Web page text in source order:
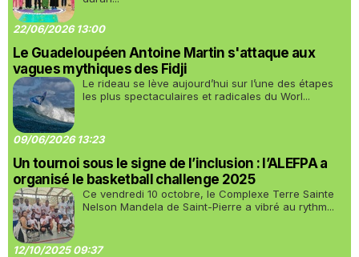
22/06/2026 13:00
Le Guadeloupéen Antoine Martin s'attaque aux
vagues mythiques des Fidji
Le rideau se lève aujourd’hui sur l’une des étapes
les plus spectaculaires et radicales du Worl...
09/06/2026 13:23
Un tournoi sous le signe de l’inclusion : l’ALEFPA a
organisé le basketball challenge 2025
Ce vendredi 10 octobre, le Complexe Terre Sainte
Nelson Mandela de Saint-Pierre a vibré au rythm...
12/10/2025 09:37